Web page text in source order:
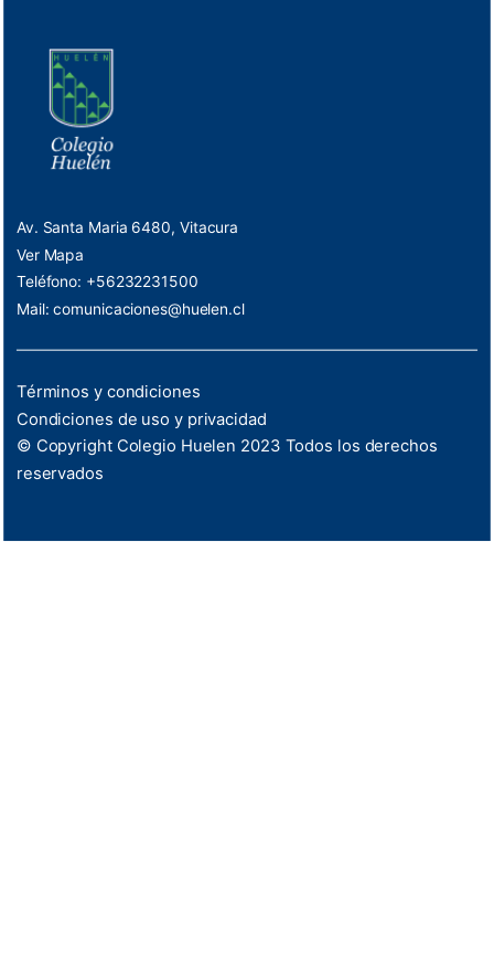
Av. Santa Maria 6480, Vitacura
Ver Mapa
Teléfono: +56232231500
Mail:comunicaciones@huelen.cl
Términos y condiciones
Condiciones de uso y privacidad
© Copyright Colegio Huelen 2023 Todos los derechos
reservados